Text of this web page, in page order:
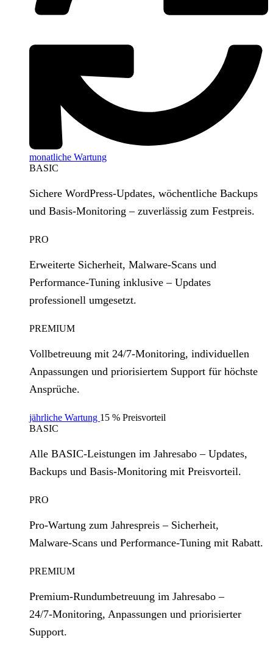
monatliche Wartung
BASIC
Sichere WordPress‑Updates, wöchentliche Backups
und Basis‑Monitoring – zuverlässig zum Festpreis.
PRO
Erweiterte Sicherheit, Malware‑Scans und
Performance‑Tuning inklusive – Updates
professionell umgesetzt.
PREMIUM
Vollbetreuung mit 24/7‑Monitoring, individuellen
Anpassungen und priorisiertem Support für höchste
Ansprüche.
jährliche Wartung 15 % Preisvorteil
BASIC
Alle BASIC‑Leistungen im Jahresabo – Updates,
Backups und Basis‑Monitoring mit Preisvorteil.
PRO
Pro‑Wartung zum Jahrespreis – Sicherheit,
Malware‑Scans und Performance‑Tuning mit Rabatt.
PREMIUM
Premium‑Rundumbetreuung im Jahresabo –
24/7‑Monitoring, Anpassungen und priorisierter
Support.